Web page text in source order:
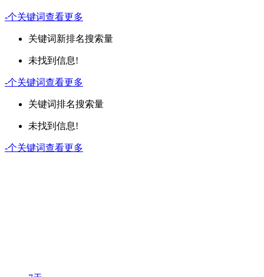
-个关键词查看更多
关键词新排名搜索量
未找到信息!
-个关键词查看更多
关键词排名搜索量
未找到信息!
-个关键词查看更多